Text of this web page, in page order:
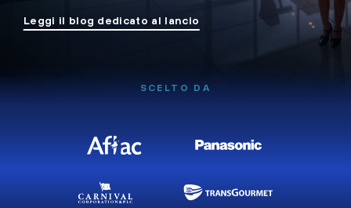
Leggi il blog dedicato al lancio
SCELTO DA